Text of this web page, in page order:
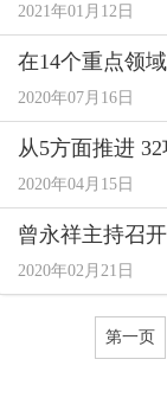
2021年01月12日
在14个重点领
2020年07月16日
从5方面推进
2020年04月15日
曾永祥主持召
2020年02月21日
第一页